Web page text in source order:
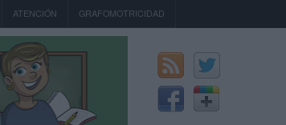
ATENCIÓN GRAFOMOTRICIDAD